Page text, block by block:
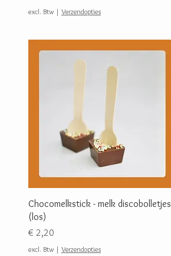
excl. Btw | Verzendopties
Chocomelkstick - melk discobolletjes
(los)
Prijs
€ 2,20
excl. Btw | Verzendopties